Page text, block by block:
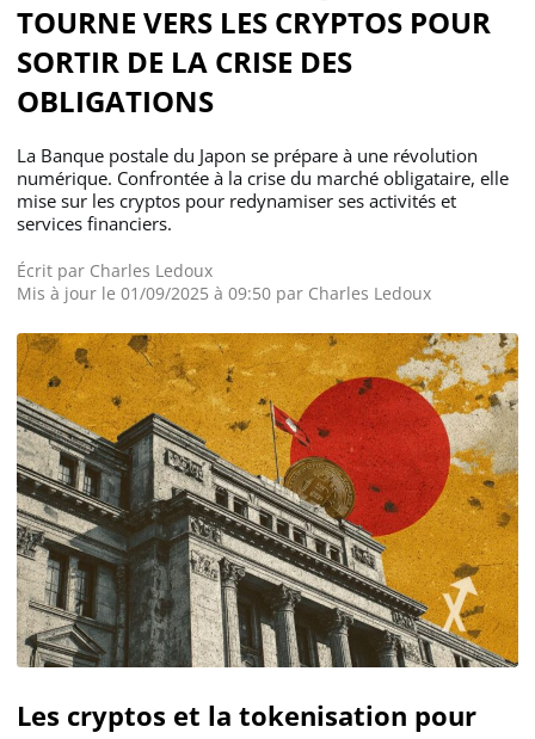
TOURNE VERS LES CRYPTOS POUR
SORTIR DE LA CRISE DES
OBLIGATIONS
La Banque postale du Japon se prépare à une révolution
numérique. Confrontée à la crise du marché obligataire, elle
mise sur les cryptos pour redynamiser ses activités et
services financiers.
Écrit par Charles Ledoux
Mis à jour le 01/09/2025 à 09:50 par Charles Ledoux
Les cryptos et la tokenisation pour